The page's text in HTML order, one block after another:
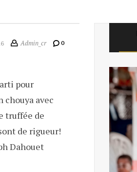
Admin_cr 0
pour
chouya avec
truffée de
de rigueur!
Dahouet